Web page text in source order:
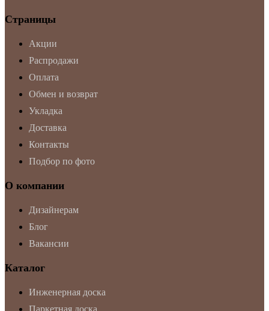
Страницы
Акции
Распродажи
Оплата
Обмен и возврат
Укладка
Доставка
Контакты
Подбор по фото
О компании
Дизайнерам
Блог
Вакансии
Каталог
Инженерная доска
Паркетная доска